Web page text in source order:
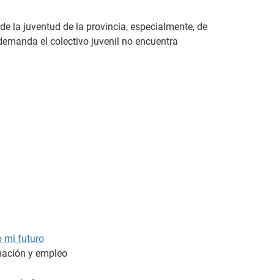
la juventud de la provincia, especialmente, de
el colectivo juvenil no encuentra
mi futuro
y empleo